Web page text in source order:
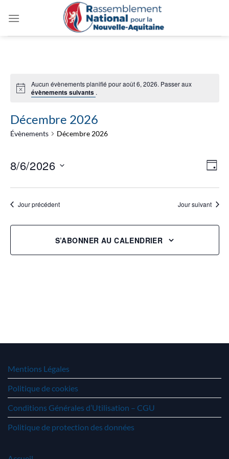
Aucun évènements planifié pour août 6, 2026. Passer aux
évènements suivants .
Décembre 2026
Évènements Décembre 2026
par
de
vues
JOUR
8/6/2026
date.Jour précédent Jour suivant
S’ABONNER AU CALENDRIER
Mentions Légales
Politique de cookies
Conditions Générales d’Utilisation – CGU
Politique de protection des données